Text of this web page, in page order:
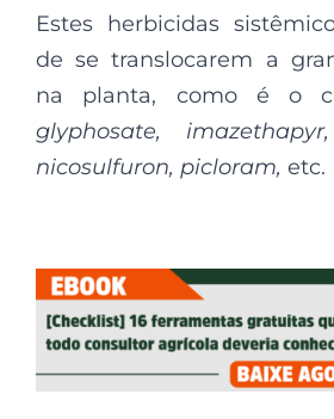
Estes herbicidas
de se translocarem a
na planta, como é o
glyphosate,
nicosulfuron, picloram, etc.